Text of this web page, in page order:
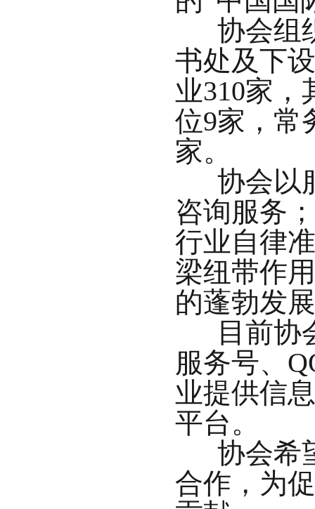
协会组
书处及下
业310家，
位9家，常
家。
协会以
咨询服务
行业自律
梁纽带作
的蓬勃发
目前协
服务号、
业提供信
平台。
协会希
合作，为